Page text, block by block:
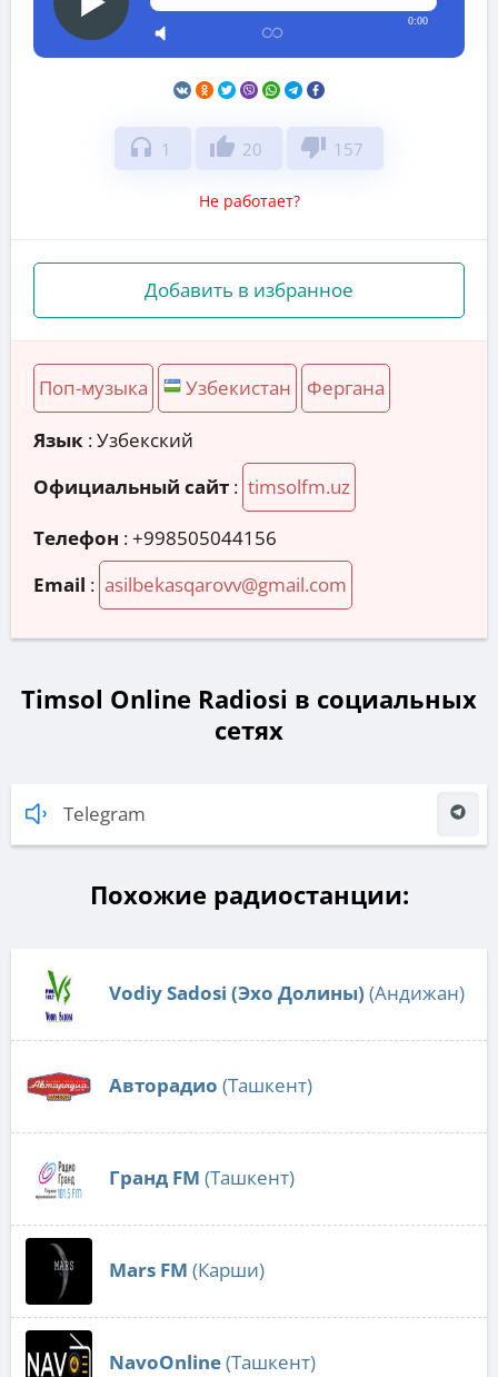
0:00
headphones 1 thumb_up 20 thumb_down 157
Не работает?
Добавить в избранное
Поп-музыка Узбекистан Фергана
Язык : Узбекский
Официальный сайт : timsolfm.uz
Телефон :+998505044156
Email : asilbekasqarovv@gmail.com
Timsol Online Radiosi в социальных
сетях
Telegram
Похожие радиостанции:
Vodiy Sadosi (Эхо Долины) (Андижан)
Авторадио (Ташкент)
Гранд FM (Ташкент)
Mars FM (Карши)
NavoOnline(Ташкент)